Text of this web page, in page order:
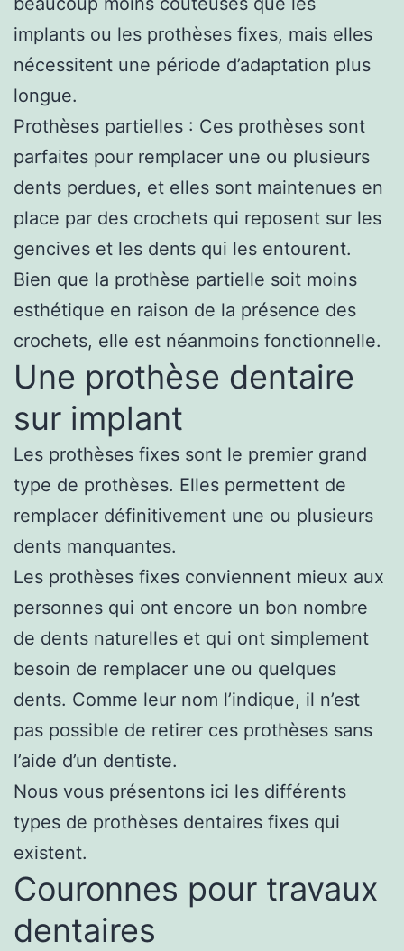
implants ou les prothèses fixes, mais elles
nécessitent une période d’adaptation plus
longue.
Prothèses partielles : Ces prothèses sont
parfaites pour remplacer une ou plusieurs
dents perdues, et elles sont maintenues en
place par des crochets qui reposent sur les
gencives et les dents qui les entourent.
Bien que la prothèse partielle soit moins
esthétique en raison de la présence des
crochets, elle est néanmoins fonctionnelle.
Une prothèse dentaire
sur implant
Les prothèses fixes sont le premier grand
type de prothèses. Elles permettent de
remplacer définitivement une ou plusieurs
dents manquantes.
Les prothèses fixes conviennent mieux aux
personnes qui ont encore un bon nombre
de dents naturelles et qui ont simplement
besoin de remplacer une ou quelques
dents. Comme leur nom l’indique, il n’est
pas possible de retirer ces prothèses sans
l’aide d’un dentiste.
Nous vous présentons ici les différents
types de prothèses dentaires fixes qui
existent.
Couronnes pour travaux
dentaires